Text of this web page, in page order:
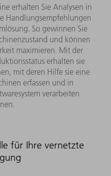
erhalten Sie Analysen in
Handlungsempfehlungen
So gewinnen Sie
und können
maximieren. Mit der
erhalten sie
mit deren Hilfe sie eine
erfassen und in
verarbeiten
für Ihre vernetzte